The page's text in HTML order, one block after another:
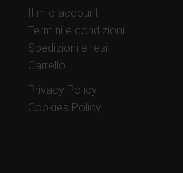
Il mio account
Termini e condizioni
Spedizioni e resi
Carrello
Privacy Policy
Cookies Policy